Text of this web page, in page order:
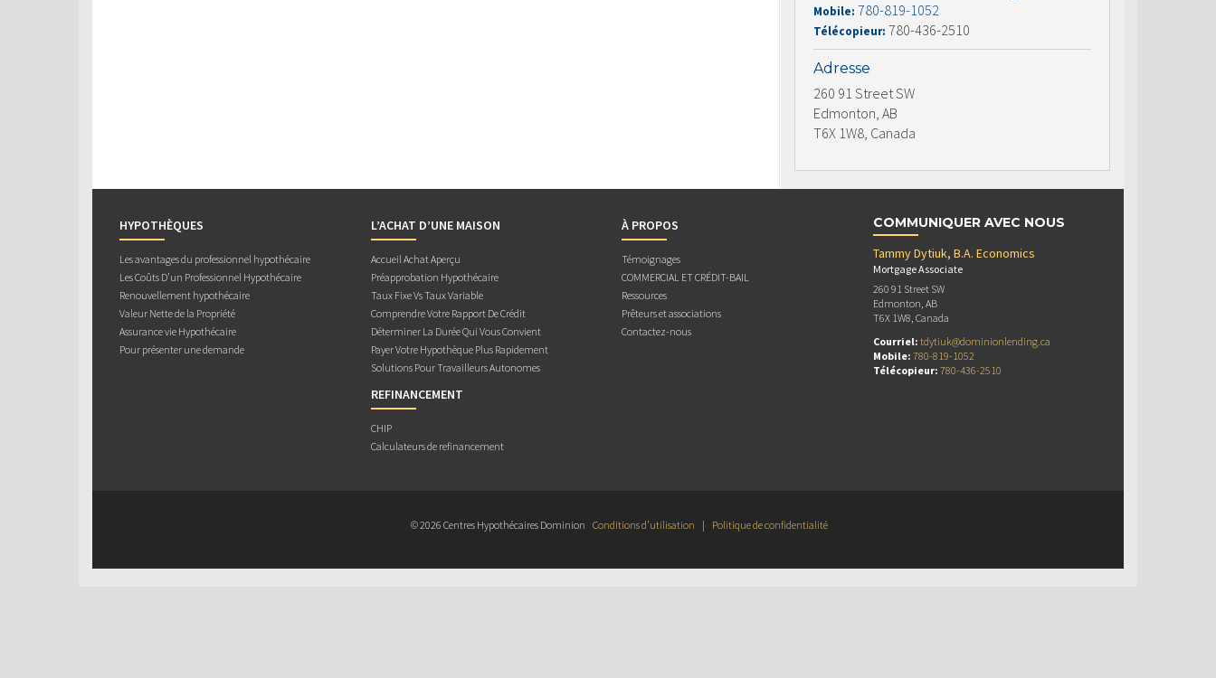
Mobile: 780-819-1052
Télécopieur: 780-436-2510
Adresse
260 91 Street SW
Edmonton, AB
T6X 1W8, Canada
HYPOTHÈQUES
Les avantages du professionnel hypothécaire
Les Coûts D’un Professionnel Hypothécaire
Renouvellement hypothécaire
Valeur Nette de la Propriété
Assurance vie Hypothécaire
Pour présenter une demande
L’ACHAT D’UNE MAISON
Accueil Achat Aperçu
Préapprobation Hypothécaire
Taux Fixe Vs Taux Variable
Comprendre Votre Rapport De Crédit
Déterminer La Durée Qui Vous Convient
Payer Votre Hypothèque Plus Rapidement
Solutions Pour Travailleurs Autonomes
REFINANCEMENT
CHIP
Calculateurs de refinancement
À PROPOS
Témoignages
COMMERCIAL ET CRÉDIT-BAIL
Ressources
Prêteurs et associations
Contactez-nous
COMMUNIQUER AVEC NOUS
Tammy Dytiuk, B.A. Economics
Mortgage Associate
260 91 Street SW
Edmonton, AB
T6X 1W8, Canada
Courriel: tdytiuk@dominionlending.ca
Mobile: 780-819-1052
Télécopieur: 780-436-2510
© 2026 Centres Hypothécaires Dominion Conditions d’utilisation | Politique de confidentialité